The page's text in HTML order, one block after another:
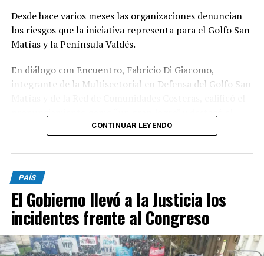
Desde hace varios meses las organizaciones denuncian
los riesgos que la iniciativa representa para el Golfo San
Matías y la Península Valdés.
En diálogo con Encuentro, Fabricio Di Giacomo,
integrante de la Multisectorial en Defensa del Golfo San
pronunciamiento como “un gran logro” y destacó el
trabajo articulado entre organizaciones ambientales,
ante organismos internacionales.
Según explicó, durante los últimos meses distintas
organizaciones presentaron documentación, informes
científicos y campañas de firmas ante la UNESCO para
advertir sobre el impacto que podría generar el
proyecto petrolero en un área de alto valor ecológico.
Entre los principales argumentos expuestos figuran el
CONTINUAR LEYENDO
PAÍS
El Gobierno llevó a la Justicia los
incidentes frente al Congreso